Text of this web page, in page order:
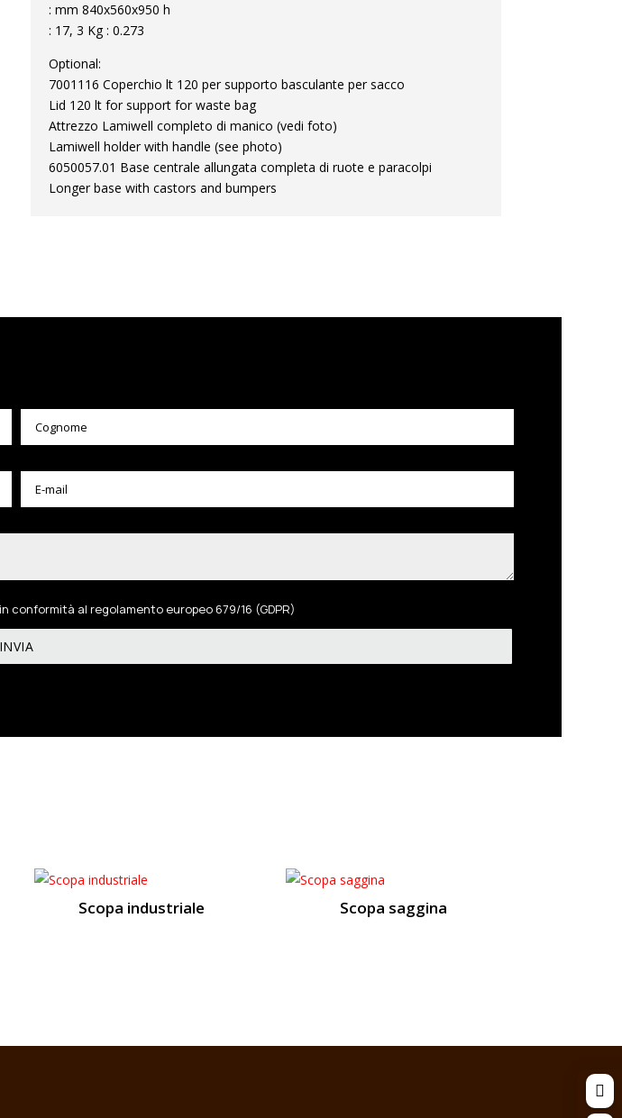
: mm 840x560x950 h
: 17, 3 Kg : 0.273
Optional:
7001116 Coperchio lt 120 per supporto basculante per sacco
Lid 120 lt for support for waste bag
Attrezzo Lamiwell completo di manico (vedi foto)
Lamiwell holder with handle (see photo)
6050057.01 Base centrale allungata completa di ruote e paracolpi
Longer base with castors and bumpers
al regolamento europeo 679/16 (GDPR)
Scopa industriale Scopa saggina
